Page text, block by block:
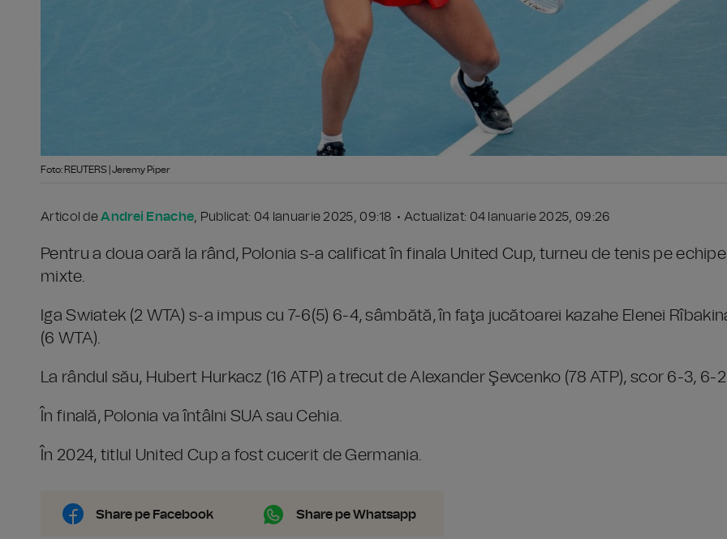
Foto: REUTERS | Jeremy Piper
Articol deAndrei Enache, Publicat: 04 Ianuarie 2025, 09:18 • Actualizat: 04 Ianuarie 2025, 09:26
Pentru a doua oară la rând, Polonia s-a calificat în finala United Cup, turneu de tenis pe echipe
mixte.
Iga Swiatek (2 WTA) s-a impus cu 7-6(5) 6-4, sâmbătă, în faţa jucătoarei kazahe Elenei
(6 WTA).
La rândul său, Hubert Hurkacz (16 ATP) a trecut de Alexander Şevcenko (78 ATP), scor 6-3, 6-
În finală, Polonia va întâlni SUA sau Cehia.
În 2024, titlul United Cup a fost cucerit de Germania.
Share pe Facebook Share pe Whatsapp